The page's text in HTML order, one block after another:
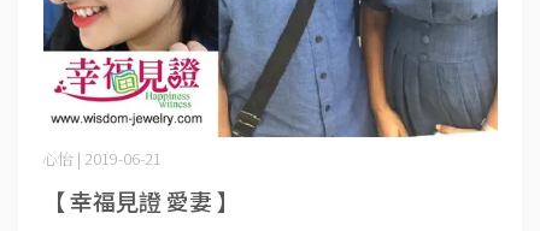
【 幸福見證 愛妻 】
心怡 | 2019-06-21